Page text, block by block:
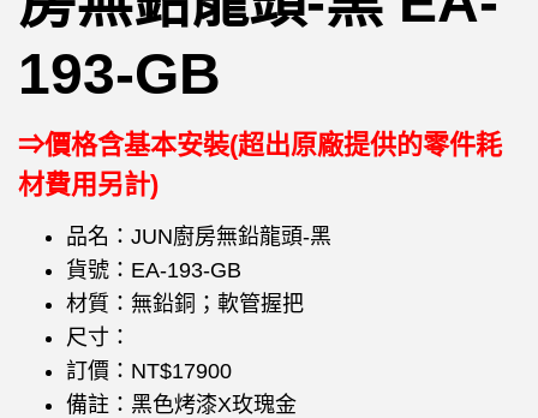
193-GB
⇒價格含基本安裝(超出原廠提供的零件耗
材費用另計)
品名：JUN廚房無鉛龍頭-黑
貨號：EA-193-GB
材質：無鉛銅；軟管握把
尺寸：
訂價：NT$17900
備註：黑色烤漆X玫瑰金